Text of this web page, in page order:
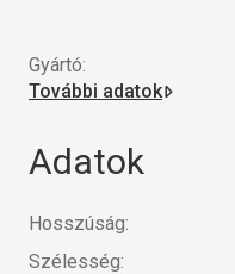
Gyártó:
További adatok
Adatok
Hosszúság:
Szélesség: